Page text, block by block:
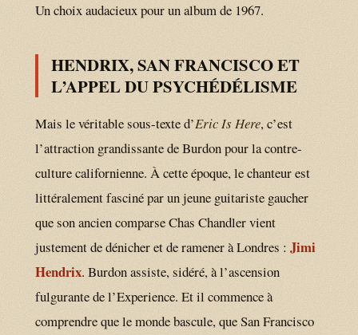
Un choix audacieux pour un album de 1967.
HENDRIX, SAN FRANCISCO ET
L’APPEL DU PSYCHÉDÉLISME
Mais le véritable sous-texte d’Eric Is Here, c’est
l’attraction grandissante de Burdon pour la contre-
culture californienne. À cette époque, le chanteur est
littéralement fasciné par un jeune guitariste gaucher
que son ancien comparse Chas Chandler vient
justement de dénicher et de ramener à Londres : Jimi
Hendrix. Burdon assiste, sidéré, à l’ascension
fulgurante de l’Experience. Et il commence à
comprendre que le monde bascule, que San Francisco